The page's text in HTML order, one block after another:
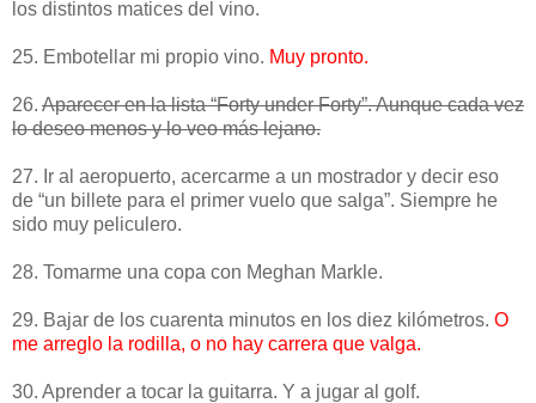
los distintos matices del vino.
25. Embotellar mi propio vino. Muy pronto.
26. Aparecer en la lista “Forty under Forty”. Aunque cada vez
lo deseo menos y lo veo más lejano.
27. Ir al aeropuerto, acercarme a un mostrador y decir eso
de “un billete para el primer vuelo que salga”. Siempre he
sido muy peliculero.
28. Tomarme una copa con Meghan Markle.
29. Bajar de los cuarenta minutos en los diez kilómetros. O
me arreglo la rodilla, o no hay carrera que valga.
30. Aprender a tocar la guitarra. Y a jugar al golf.